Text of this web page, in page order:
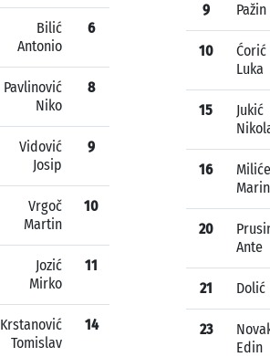
Bilić
Antonio
6
Pavlinović
Niko
8
Vidović
Josip
9
Vrgoč
Martin
10
Jozić
Mirko
11
Krstanović
Tomislav
14
9
10
Ćorić
Luka
15
Jukić
16
Marin
20
Ante
21 Dolić
23
Edin